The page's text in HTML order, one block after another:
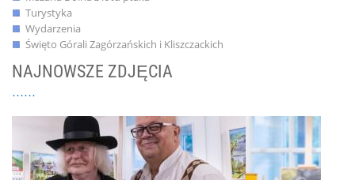
Turystyka
Wydarzenia
Święto Górali Zagórzańskich i Kliszczackich
NAJNOWSZE ZDJĘCIA